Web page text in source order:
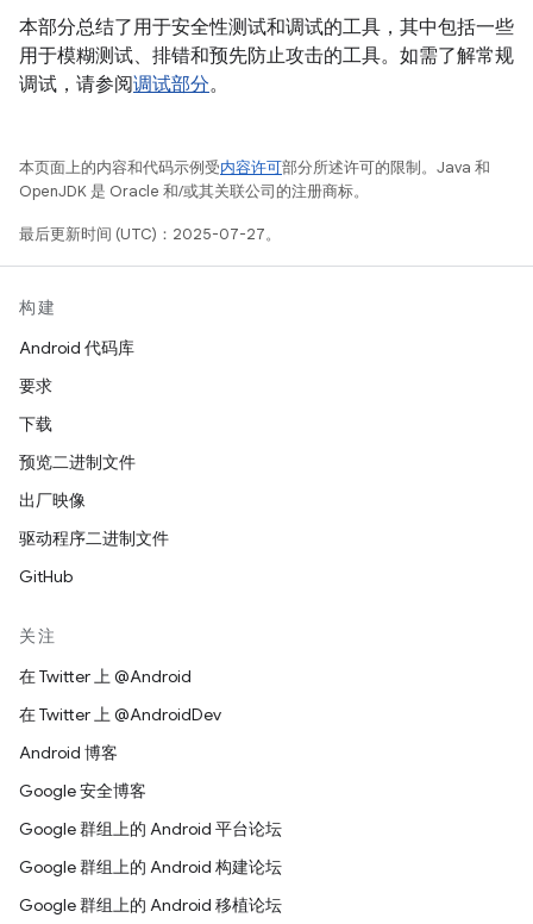
本部分总结了用于安全性测试和调试的工具，其中包括一些
用于模糊测试、排错和预先防止攻击的工具。如需了解常规
调试，请参阅调试部分。
本页面上的内容和代码示例受内容许可部分所述许可的限制。Java 和
OpenJDK 是 Oracle 和/或其关联公司的注册商标。
最后更新时间 (UTC)：2025-07-27。
构建
Android 代码库
要求
下载
预览二进制文件
出厂映像
驱动程序二进制文件
GitHub
关注
在 Twitter 上 @Android
在 Twitter 上 @AndroidDev
Android 博客
Google 安全博客
Google 群组上的 Android 平台论坛
Google 群组上的 Android 构建论坛
Google 群组上的 Android 移植论坛